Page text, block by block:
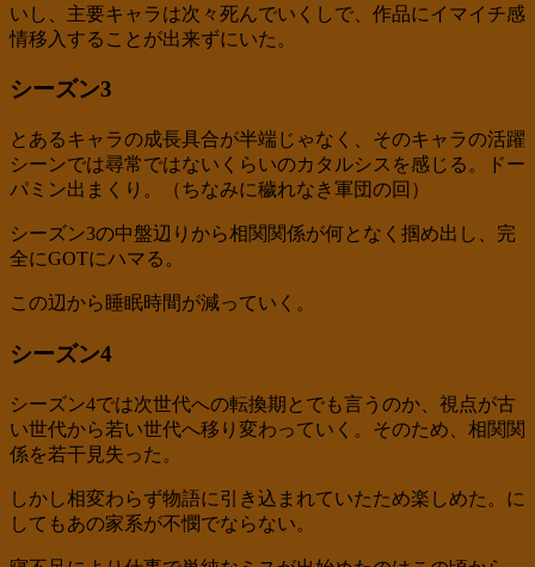
いし、主要キャラは次々死んでいくしで、作品にイマイチ感
情移入することが出来ずにいた。
シーズン3
とあるキャラの成長具合が半端じゃなく、そのキャラの活躍
シーンでは尋常ではないくらいのカタルシスを感じる。ドー
パミン出まくり。（ちなみに穢れなき軍団の回）
シーズン3の中盤辺りから相関関係が何となく掴め出し、完
全にGOTにハマる。
この辺から睡眠時間が減っていく。
シーズン4
シーズン4では次世代への転換期とでも言うのか、視点が古
い世代から若い世代へ移り変わっていく。そのため、相関関
係を若干見失った。
しかし相変わらず物語に引き込まれていたため楽しめた。に
してもあの家系が不憫でならない。